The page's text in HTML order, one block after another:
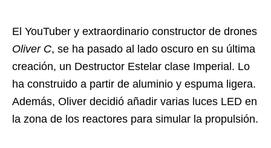
El YouTuber y extraordinario constructor de drones
Oliver C, se ha pasado al lado oscuro en su última
creación, un Destructor Estelar clase Imperial. Lo
ha construido a partir de aluminio y espuma ligera.
Además, Oliver decidió añadir varias luces LED en
la zona de los reactores para simular la propulsión.